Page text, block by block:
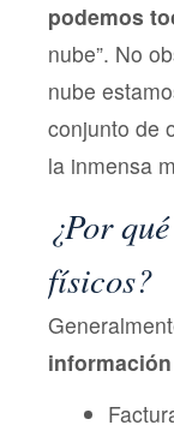
podemos
nube”. No
nube
conjunto de
la inmensa
¿Por
físicos?